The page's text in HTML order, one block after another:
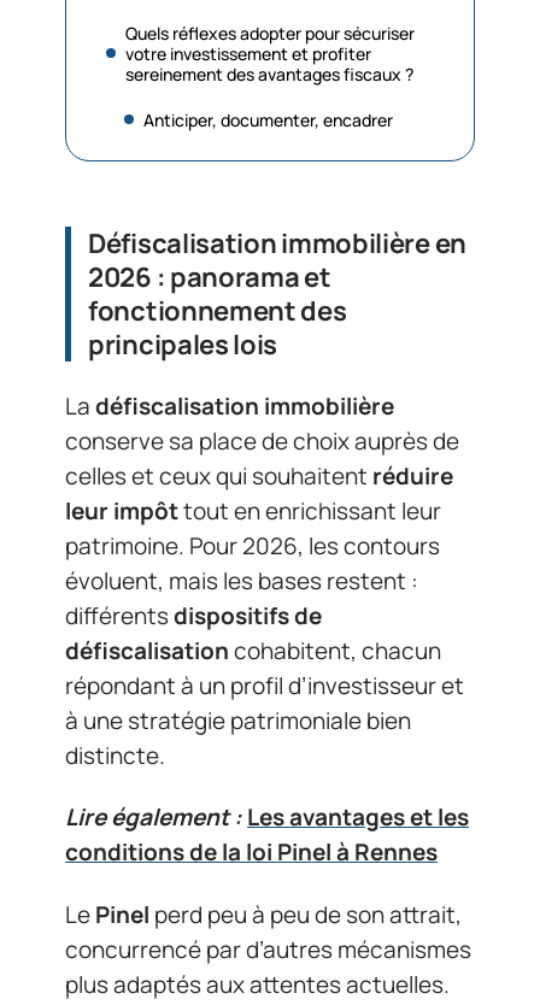
Quels réflexes adopter pour sécuriser
votre investissement et profiter
sereinement des avantages fiscaux ?
Anticiper, documenter, encadrer
Défiscalisation immobilière en
2026 : panorama et
fonctionnement des
principales lois
Ladéfiscalisation immobilière
conserve sa place de choix auprès de
celles et ceux qui souhaitent réduire
leur impôttout en enrichissant leur
patrimoine. Pour 2026, les contours
évoluent, mais les bases restent :
différentsdispositifs de
défiscalisationcohabitent, chacun
répondant à un profil d’investisseur et
à une stratégie patrimoniale bien
distincte.
Lire également :Les avantages et les
conditions de la loi Pinel à Rennes
LePinel perd peu à peu de son attrait,
concurrencé par d’autres mécanismes
plus adaptés aux attentes actuelles.